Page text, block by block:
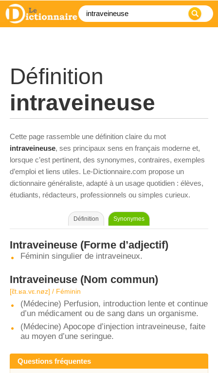
Définition
intraveineuse
Cette page rassemble une définition claire du mot
intraveineuse, ses principaux sens en français moderne et,
lorsque c’est pertinent, des synonymes, contraires, exemples
d’emploi et liens utiles. Le-Dictionnaire.com propose un
dictionnaire généraliste, adapté à un usage quotidien : élèves,
étudiants, rédacteurs, professionnels ou simples curieux.
Définition Synonymes
Intraveineuse (Forme d’adjectif)
Féminin singulier de intraveineux.
Intraveineuse (Nom commun)
[ɛ̃t.ʁa.vɛ.nøz] / Féminin
(Médecine) Perfusion, introduction lente et continue
d’un médicament ou de sang dans un organisme.
(Médecine) Apocope d’injection intraveineuse, faite
au moyen d’une seringue.
Questions fréquentes